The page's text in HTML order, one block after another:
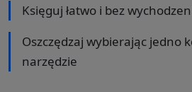
Księguj łatwo i bez
Oszczędzaj wybierając jedno
narzędzie